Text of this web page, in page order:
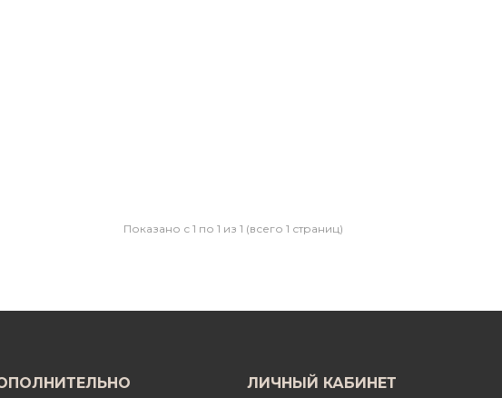
Показано с 1 по 1 из 1 (всего 1 страниц)
ЛИЧНЫЙ КАБИНЕТ